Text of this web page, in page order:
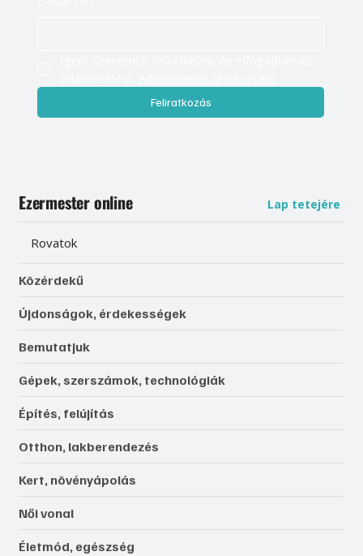
Feliratkozás
Ezermester online Lap tetejére
Rovatok
Közérdekű
Újdonságok, érdekességek
Bemutatjuk
Gépek, szerszámok, technológiák
Építés, felújítás
Otthon, lakberendezés
Kert, növényápolás
Női vonal
Életmód, egészség